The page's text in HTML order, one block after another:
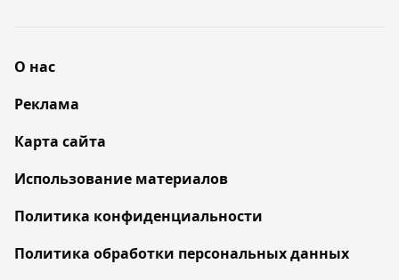
О нас
Реклама
Карта сайта
Использование материалов
Политика конфиденциальности
Политика обработки персональных данных